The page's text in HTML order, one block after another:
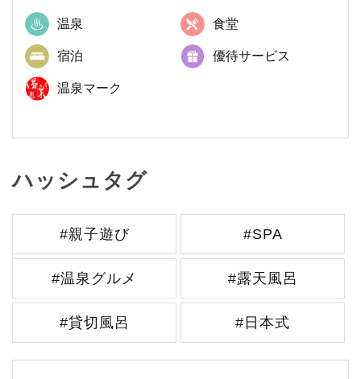
温泉 食堂
宿泊 優待サービス
温泉マーク
ハッシュタグ
#親子遊び #SPA
#温泉グルメ #露天風呂
#貸切風呂 #日本式